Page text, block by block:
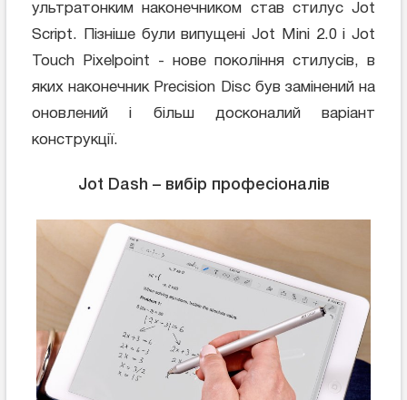
ультратонким наконечником став стилус Jot
Script. Пізніше були випущені Jot Mini 2.0 і Jot
Touch Pixelpoint - нове покоління стилусів, в
яких наконечник Precision Disc був замінений на
оновлений і більш досконалий варіант
конструкції.
Jot Dash – вибір професіоналів